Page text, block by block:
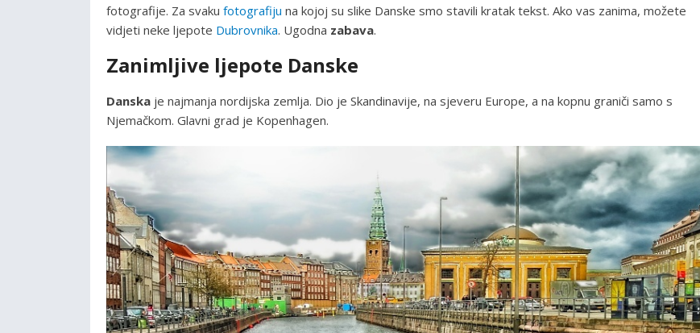
fotografije. Za svaku fotografiju na kojoj su slike Danske smo stavili kratak tekst. Ako vas zanima, možete
vidjeti neke ljepote Dubrovnika. Ugodna zabava.
Zanimljive ljepote Danske
Danska je najmanja nordijska zemlja. Dio je Skandinavije, na sjeveru Europe, a na kopnu graniči samo s
Njemačkom. Glavni grad je Kopenhagen.